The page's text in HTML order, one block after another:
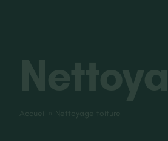
Accueil » Nettoyage toiture